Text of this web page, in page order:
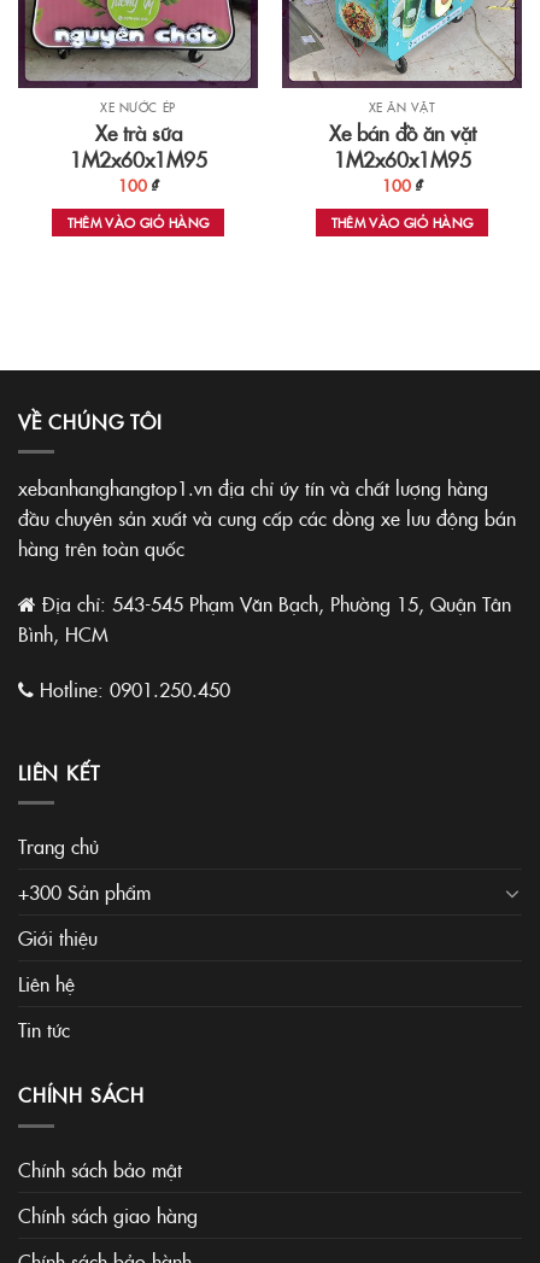
XE NƯỚC ÉP
Xe trà sữa
1M2x60x1M95
100 ₫
THÊM VÀO GIỎ HÀNG
XE ĂN VẶT
Xe bán đồ ăn vặt
1M2x60x1M95
100 ₫
THÊM VÀO GIỎ HÀNG
VỀ CHÚNG TÔI
xebanhanghangtop1.vn địa chỉ úy tín và chất lượng hàng
đầu chuyên sản xuất và cung cấp các dòng xe lưu động bán
hàng trên toàn quốc
Địa chỉ: 543-545 Phạm Văn Bạch, Phường 15, Quận Tân
Bình, HCM
Hotline: 0901.250.450
LIÊN KẾT
Trang chủ
+300 Sản phẩm
Giới thiệu
Liên hệ
Tin tức
CHÍNH SÁCH
Chính sách bảo mật
Chính sách giao hàng